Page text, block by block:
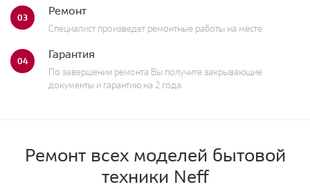
03 Ремонт
Специалист произведет ремонтные работы на месте
04 Гарантия
По завершении ремонта Вы получите закрывающие
документы и гарантию на 2 года
Ремонт всех моделей бытовой
техники Neff